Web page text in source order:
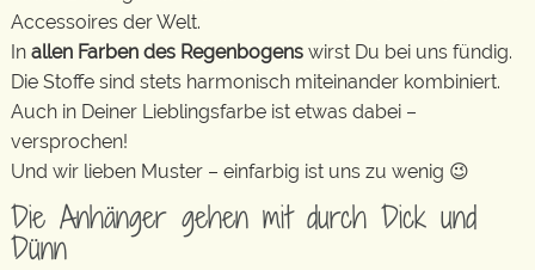
Accessoires der Welt.
In allen Farben des Regenbogens wirst Du bei uns fündig.
Die Stoffe sind stets harmonisch miteinander kombiniert.
Auch in Deiner Lieblingsfarbe ist etwas dabei –
versprochen!
Und wir lieben Muster – einfarbig ist uns zu wenig 😉
Die Anhänger gehen mit durch Dick und
Dünn